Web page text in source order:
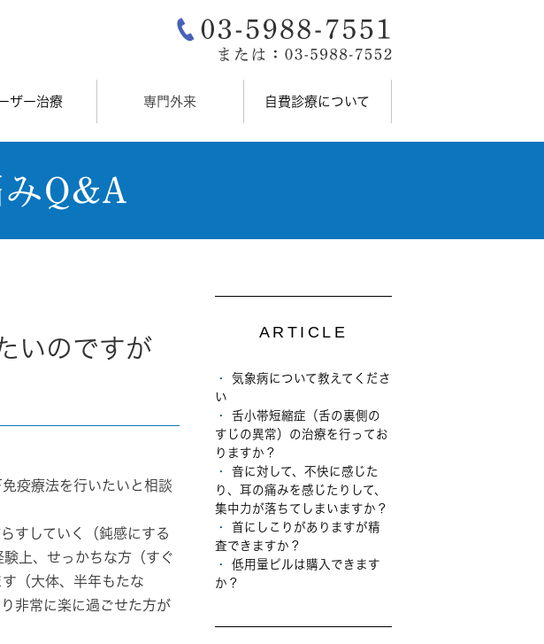
ザー治療 専門外来 自費診療について
Q&A
いのですが
疫療法を行いたいと相談
すしていく（鈍感にする
験上、せっかちな方（すぐ
（大体、半年もたな
非常に楽に過ごせた方が
ARTICLE
気象病について教えてくださ
い
舌小帯短縮症（舌の裏側の
すじの異常）の治療を行ってお
りますか？
音に対して、不快に感じた
り、耳の痛みを感じたりして、
集中力が落ちてしまいますか？
首にしこりがありますが精
査できますか？
低用量ピルは購入できます
か？